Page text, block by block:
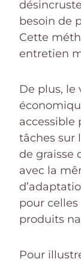
besoin de
Cette
entretien
De plus,
accessible
tâches sur
de graisse
avec la
pour
produits
Pour